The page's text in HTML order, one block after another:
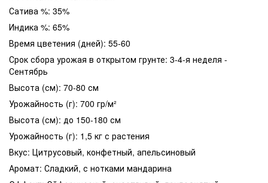
Сатива %: 35%
Индика %: 65%
Время цветения (дней): 55-60
Срок сбора урожая в открытом грунте: 3-4-я неделя -
Сентябрь
Высота (см): 70-80 см
Урожайность (г): 700 гр/м²
Высота (см): до 150-180 см
Урожайность (г): 1,5 кг с растения
Вкус: Цитрусовый, конфетный, апельсиновый
Аромат: Сладкий, с нотками мандарина